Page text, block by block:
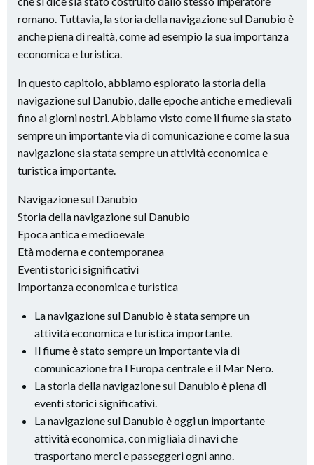
romano. Tuttavia, la storia della navigazione sul Danubio è
anche piena di realtà, come ad esempio la sua importanza
economica e turistica.
In questo capitolo, abbiamo esplorato la storia della
navigazione sul Danubio, dalle epoche antiche e medievali
fino ai giorni nostri. Abbiamo visto come il fiume sia stato
sempre un importante via di comunicazione e come la sua
navigazione sia stata sempre un attività economica e
turistica importante.
Navigazione sul Danubio
Storia della navigazione sul Danubio
Epoca antica e medioevale
Età moderna e contemporanea
Eventi storici significativi
Importanza economica e turistica
La navigazione sul Danubio è stata sempre un
attività economica e turistica importante.
Il fiume è stato sempre un importante via di
comunicazione tra l Europa centrale e il Mar Nero.
La storia della navigazione sul Danubio è piena di
eventi storici significativi.
La navigazione sul Danubio è oggi un importante
attività economica, con migliaia di navi che
trasportano merci e passeggeri ogni anno.